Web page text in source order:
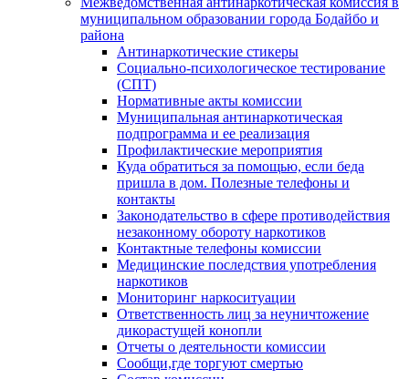
муниципальном образовании города Бодайбо и
района
Антинаркотические стикеры
Социально-психологическое тестирование
(СПТ)
Нормативные акты комиссии
Муниципальная антинаркотическая
подпрограмма и ее реализация
Профилактические мероприятия
Куда обратиться за помощью, если беда
пришла в дом. Полезные телефоны и
контакты
Законодательство в сфере противодействия
незаконному обороту наркотиков
Контактные телефоны комиссии
Медицинские последствия употребления
наркотиков
Мониторинг наркоситуации
Ответственность лиц за неуничтожение
дикорастущей конопли
Отчеты о деятельности комиссии
Сообщи,где торгуют смертью